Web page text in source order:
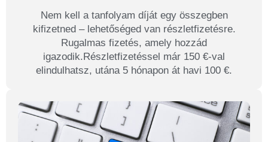
Nem kell a tanfolyam díját egy összegben
kifizetned – lehetőséged van részletfizetésre.
Rugalmas fizetés, amely hozzád
igazodik.Részletfizetéssel már 150 €-val
elindulhatsz, utána 5 hónapon át havi 100 €.